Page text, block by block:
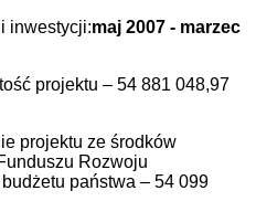
inwestycji:maj 2007 - marzec
projektu – 54 881 048,97
projektu ze środków
Rozwoju
państwa – 54 099